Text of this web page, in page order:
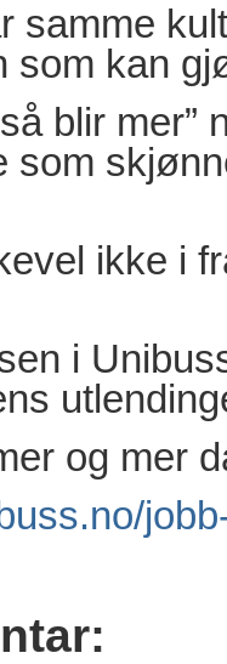
samme
som kan
blir mer”
som
ikke i
i
og mer